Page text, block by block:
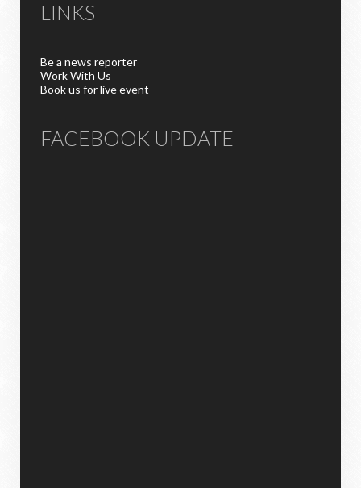
LINKS
Be a news reporter
Work With Us
Book us for live event
FACEBOOK UPDATE